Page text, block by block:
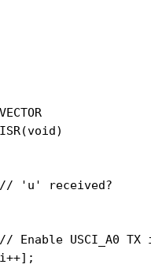
'u' received?
Enable USCI_A0 TX